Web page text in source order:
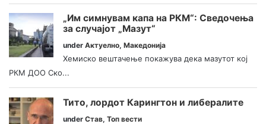
„Им симнувам капа на РКМ“: Сведочења
за случајот „Мазут“
under Актуелно, Македонија
Хемиско вештачење покажува дека мазутот кој
РКМ ДОО Ско...
Тито, лордот Карингтон и либералите
under Став, Топ вести